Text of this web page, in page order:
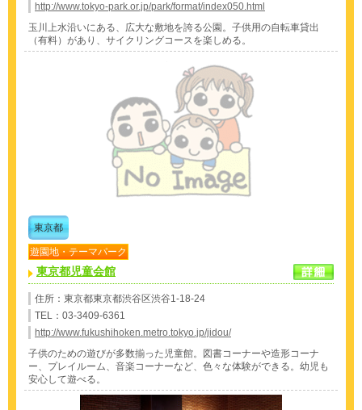
http://www.tokyo-park.or.jp/park/format/index050.html
玉川上水沿いにある、広大な敷地を誇る公園。子供用の自転車貸出
（有料）があり、サイクリングコースを楽しめる。
東京都
遊園地・テーマパーク
東京都児童会館
住所：東京都東京都渋谷区渋谷1-18-24
TEL：03-3409-6361
http://www.fukushihoken.metro.tokyo.jp/jidou/
子供のための遊びが多数揃った児童館。図書コーナーや造形コーナ
ー、プレイルーム、音楽コーナーなど、色々な体験ができる。幼児も
安心して遊べる。